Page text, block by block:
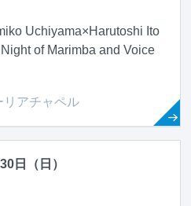
Uchiyama×Harutoshi Ito
of Marimba and Voice
リアチャペル
日（日）